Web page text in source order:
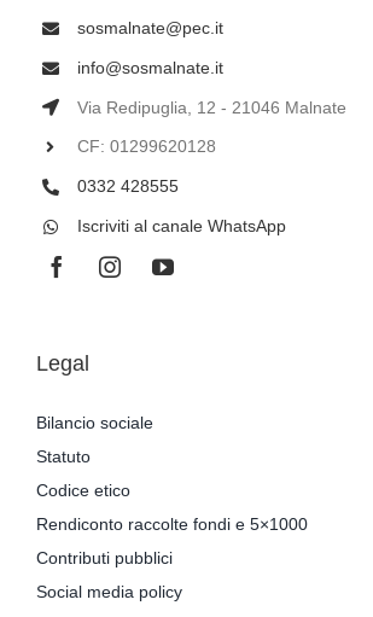
sosmalnate@pec.it
info@sosmalnate.it
Via Redipuglia, 12 - 21046 Malnate
CF: 01299620128
0332 428555
Iscriviti al canale WhatsApp
Legal
Bilancio sociale
Statuto
Codice etico
Rendiconto raccolte fondi e 5×1000
Contributi pubblici
Social media policy